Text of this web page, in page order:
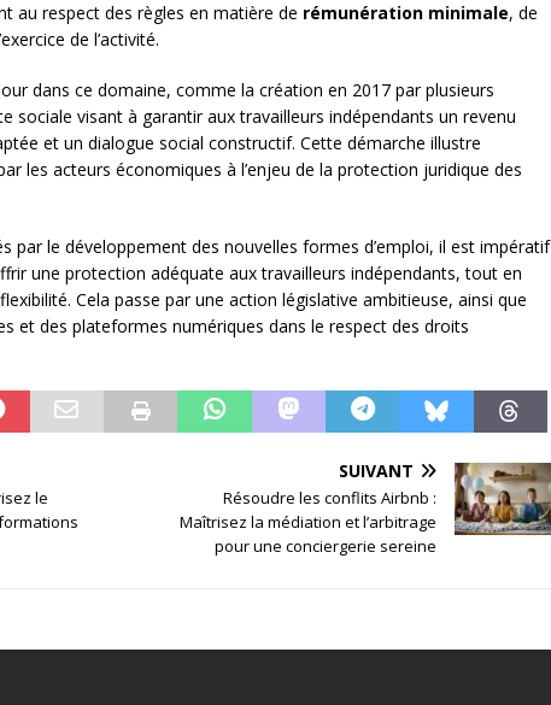
au respect des règles en matière de rémunération minimale, de
de l’activité.
dans ce domaine, comme la création en 2017 par plusieurs
sociale visant à garantir aux travailleurs indépendants un revenu
et un dialogue social constructif. Cette démarche illustre
les acteurs économiques à l’enjeu de la protection juridique des
par le développement des nouvelles formes d’emploi, il est impératif
une protection adéquate aux travailleurs indépendants, tout en
Cela passe par une action législative ambitieuse, ainsi que
et des plateformes numériques dans le respect des droits
le
SUIVANT
Résoudre les conflits Airbnb :
Maîtrisez la médiation et l’arbitrage
pour une conciergerie sereine